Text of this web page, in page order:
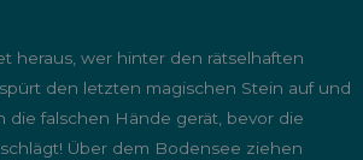
heraus, wer hinter den rätselhaften
den letzten magischen Stein auf und
die falschen Hände gerät, bevor die
Über dem Bodensee ziehen